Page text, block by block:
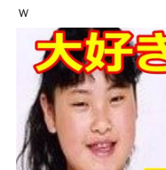
ｗ